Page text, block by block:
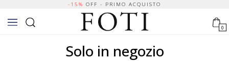
-15% OFF - PRIMO ACQUISTO
0
Solo in negozio